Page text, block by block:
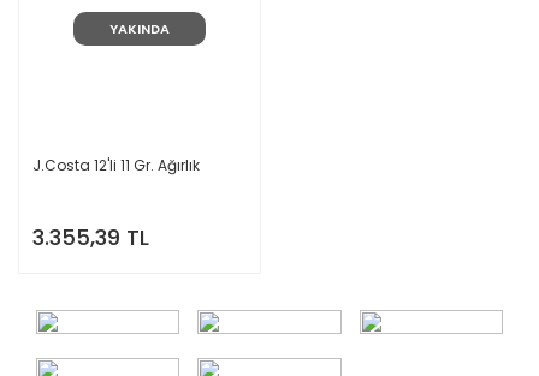
YAKINDA
J.Costa 12'li 11 Gr. Ağırlık
3.355,39 TL